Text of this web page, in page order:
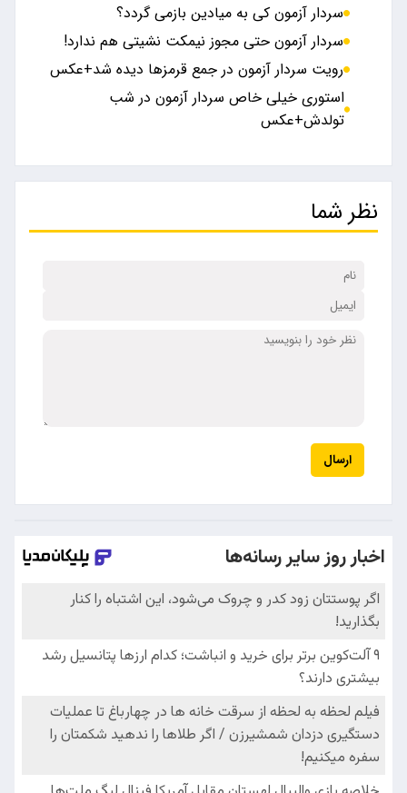
سردار آزمون کی به میادین بازمی گردد؟
سردار آزمون حتی مجوز نیمکت نشیتی هم ندارد!
رویت سردار آزمون در جمع قرمزها دیده شد+عکس
استوری خیلی خاص سردار آزمون در شب
تولدش+عکس
نظر شما
ارسال